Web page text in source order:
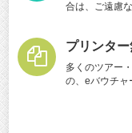
合は、ご遠慮
プリンター
多くのツアー
の、eバウチャ